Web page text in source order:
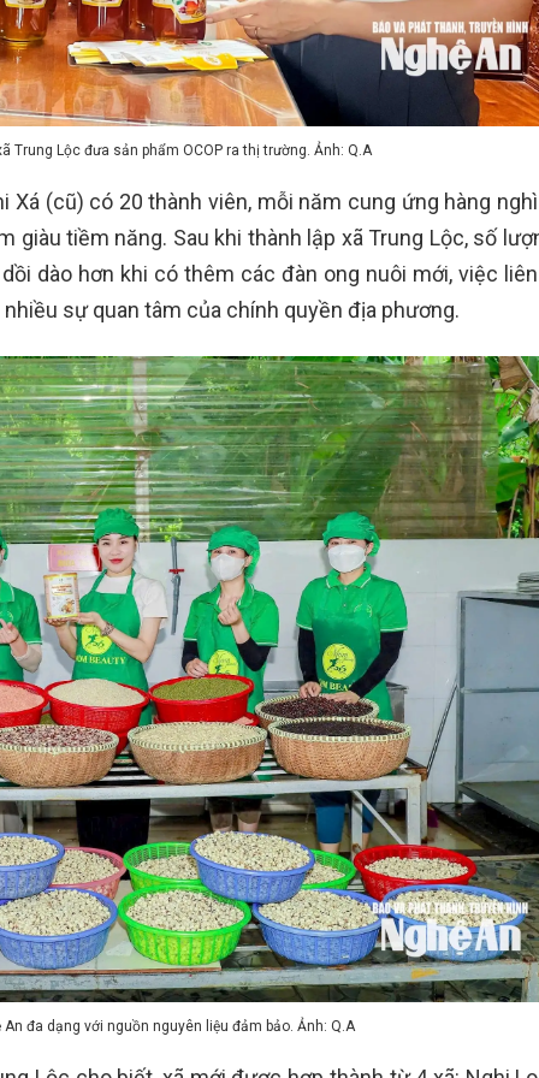
Trung Lộc đưa sản phẩm OCOP ra thị trường. Ảnh: Q.A
(cũ) có 20 thành viên, mỗi năm cung ứng hàng
giàu tiềm năng. Sau khi thành lập xã Trung Lộc, số
dào hơn khi có thêm các đàn ong nuôi mới, việc
sự quan tâm của chính quyền địa phương.
An đa dạng với nguồn nguyên liệu đảm bảo. Ảnh: Q.A